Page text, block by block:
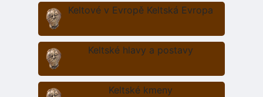
Keltové v Evropě Keltská Evropa
Keltské hlavy a postavy
Keltské kmeny